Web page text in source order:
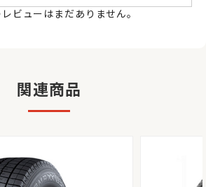
レビューはまだありません。
関連商品